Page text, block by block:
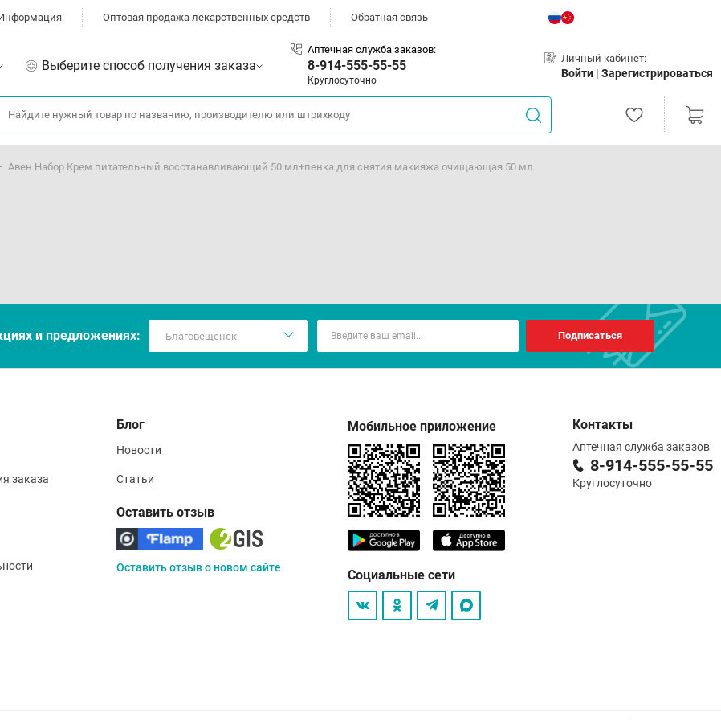
Оптовая продажа лекарственных средств Обратная связь
Выберите способ получения заказа
Аптечная служба заказов:
8-914-555-55-55
Круглосуточно
Личный кабинет:
Войти | Зарегистрироваться
Авен Набор Крем питательный восстанавливающий 50 мл+пенка для снятия макияжа очищающая 50 мл
и предложениях: Подписаться
заказа
Блог
Новости
Статьи
Оставить отзыв
Оставить отзыв о новом сайте
Мобильное приложение
Социальные сети
Контакты
Аптечная служба заказов
8-914-555-55-55
Круглосуточно